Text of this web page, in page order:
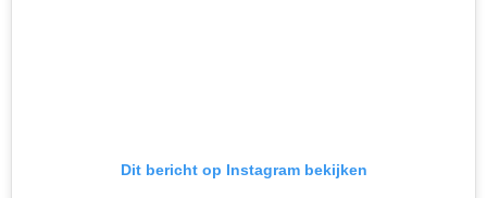
Dit bericht op Instagram bekijken